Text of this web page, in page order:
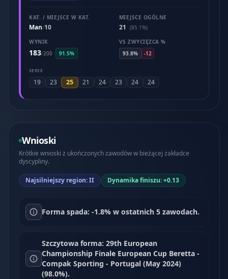
KAT. / MIEJSCE W KAT.
Man/10
MIEJSCE OGÓLNE
21
(85.1%)
WYNIK
183/200 91.5%
VS ZWYCIĘZCA %
93.8%
-12
SERIE
19 23 25 21 24 23 24 24
Wnioski
Krótkie wnioski z ukończonych zawodów w bieżącej zakładce
dyscypliny.
Najsilniejszy region: II Dynamika finiszu: +0.13
Forma spada: -1.8% w ostatnich 5 zawodach.
Szczytowa forma: 29th European
Championship Finale European Cup Beretta -
Compak Sporting - Portugal (May 2024)
(98.0%).